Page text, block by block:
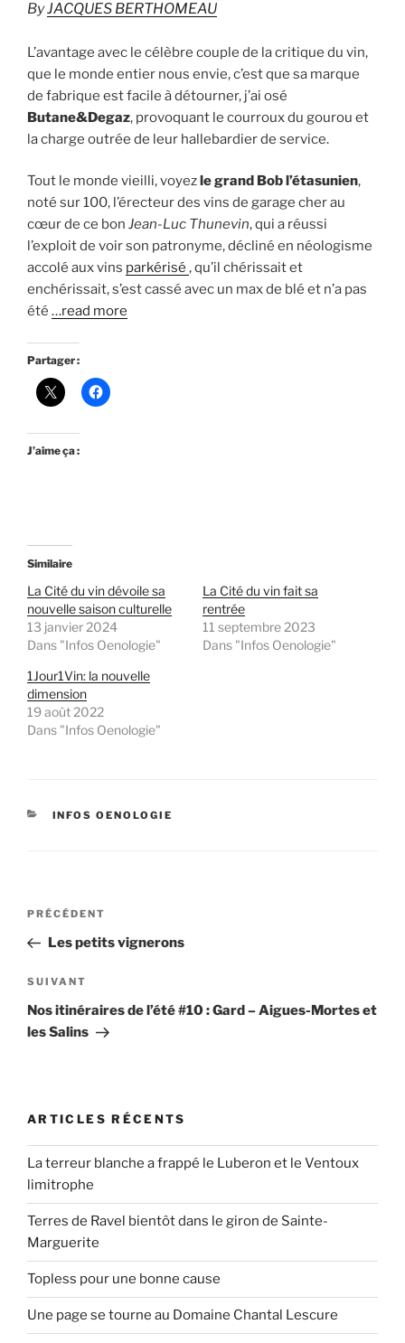
ByJACQUES BERTHOMEAU
L’avantage avec le célèbre couple de la critique du vin,
que le monde entier nous envie, c’est que sa marque
de fabrique est facile à détourner, j’ai osé
Butane&Degaz, provoquant le courroux du gourou et
la charge outrée de leur hallebardier de service.
Tout le monde vieilli, voyez le grand Bob l’étasunien,
noté sur 100, l’érecteur des vins de garage cher au
cœur de ce bon Jean-Luc Thunevin, qui a réussi
l’exploit de voir son patronyme, décliné en néologisme
accolé aux vins parkérisé , qu’il chérissait et
enchérissait, s’est cassé avec un max de blé et n’a pas
été …read more
Partager :
J’aime ça :
Similaire
La Cité du vin dévoile sa
nouvelle saison culturelle
13 janvier 2024
Dans "Infos Oenologie"
La Cité du vin fait sa
rentrée
11 septembre 2023
Dans "Infos Oenologie"
1Jour1Vin: la nouvelle
dimension
19 août 2022
Dans "Infos Oenologie"
CATÉGORIES
INFOS OENOLOGIE
Navigation
l’article
Article
précédent
PRÉCÉDENT
Les petits vignerons
Article
suivant
SUIVANT
Nos itinéraires de l’été #10 : Gard – Aigues-Mortes et
les Salins
ARTICLES RÉCENTS
La terreur blanche a frappé le Luberon et le Ventoux
limitrophe
Terres de Ravel bientôt dans le giron de Sainte-
Marguerite
Topless pour une bonne cause
Une page se tourne au Domaine Chantal Lescure